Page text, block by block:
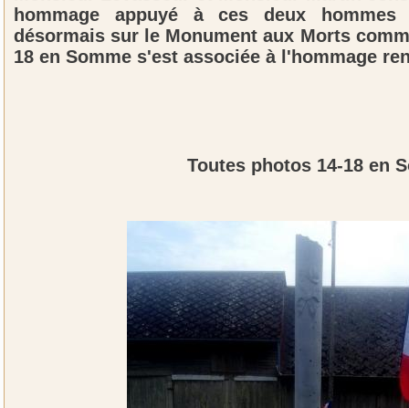
hommage appuyé à ces deux
désormais sur le Monument aux Morts
18 en Somme s'est associée à l'hommage
Toutes photos 14-18 en